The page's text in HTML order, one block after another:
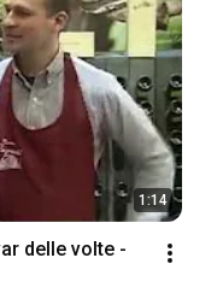
1:14
delle volte -